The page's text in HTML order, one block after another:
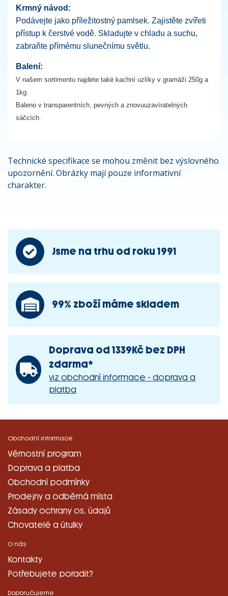
Krmný návod:
Podávejte jako příležitostný pamlsek. Zajistěte zvířeti
přístup k čerstvé vodě. Skladujte v chladu a suchu,
zabraňte přímému slunečnímu světlu.
Balení:
V našem sortimentu najdete také kachní uzlíky v gramáži 250g a
1kg.
Baleno v transparentních, pevných a znovuuzavíratelných
sáčcích.
Technické specifikace se mohou změnit bez výslovného
upozornění. Obrázky mají pouze informativní
charakter.
Jsme na trhu od roku 1991
99% zboží máme skladem
Doprava od 1339Kč bez DPH
zdarma*
viz obchodní informace - doprava a
platba
Obchodní informace
Věrnostní program
Doprava a platba
Obchodní podmínky
Prodejny a odběrná místa
Zásady ochrany os. údajů
Chovatelé a útulky
O nás
Kontakty
Potřebujete poradit?
Doporučujeme